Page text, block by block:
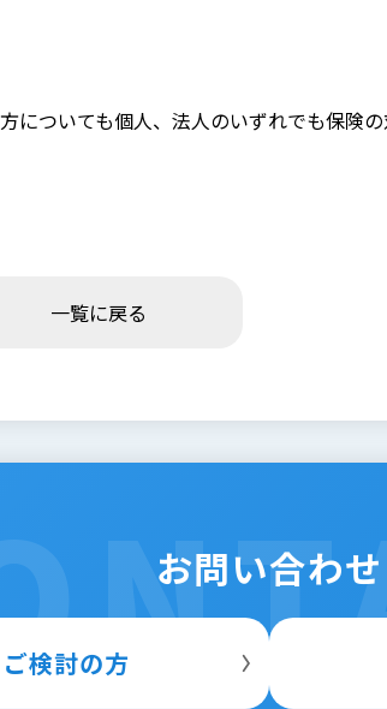
ついても個人、法人のいずれでも保険の
一覧に戻る
お問い合わせ
検討の方